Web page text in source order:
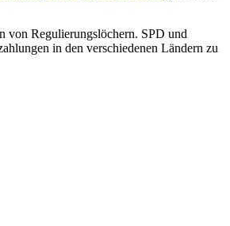
von Regulierungslöchern. SPD und
in den verschiedenen Ländern zu